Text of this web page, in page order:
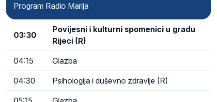
Program Radio Marija
03:30
Povijesni i kulturni spomenici u gradu
Rijeci (R)
04:15 Glazba
04:30 Psihologija i duševno zdravlje (R)